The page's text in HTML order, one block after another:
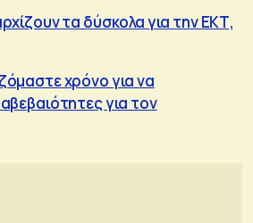
τα δύσκολα για την ΕΚΤ,
χρόνο για να
για τον